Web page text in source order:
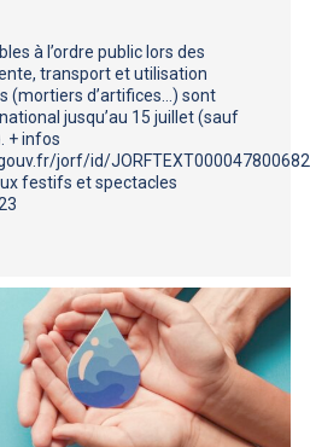
à l’ordre public lors des
transport et utilisation
(mortiers d’artifices…) sont
jusqu’au 15 juillet (sauf
+ infos
jorf/id/JORFTEXT000047800682
festifs et spectacles